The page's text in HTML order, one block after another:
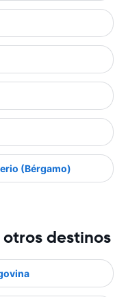
(Bérgamo)
destinos